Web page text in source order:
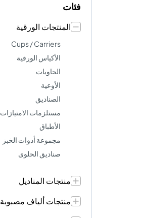
فئات
المنتجات الورقية
Cups / Carriers
الأكياس الورقية
الحاويات
الأوعية
الصناديق
مستلزمات الامتيازات
الأطباق
مجموعة أدوات الخبز
صناديق الحلوى
منتجات المناديل
منتجات ألياف مصبوبة